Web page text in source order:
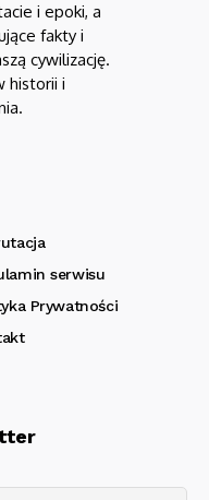
i epoki, a
fakty i
cywilizację.
historii i
serwisu
Prywatności